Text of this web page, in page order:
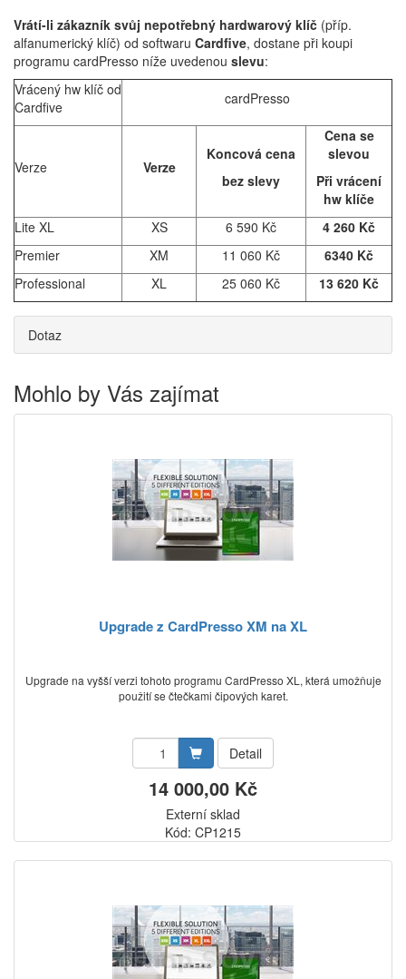
Vrátí-li zákazník svůj nepotřebný hardwarový klíč (příp.
alfanumerický klíč) od softwaru Cardfive, dostane při koupi
programu cardPresso níže uvedenou slevu:
Vrácený hw klíč od
Cardfive
cardPresso
Verze Verze
Koncová cena
bez slevy
Cena se
slevou
Při vrácení
hw klíče
Lite XL
XS 6 590 Kč
4 260 Kč
Premier
XM 11 060 Kč
6340 Kč
Professional
XL 25 060 Kč 13 620 Kč
Dotaz
Mohlo by Vás zajímat
Upgrade z CardPresso XM na XL
Upgrade na vyšší verzi tohoto programu CardPresso XL, která umožňuje
použití se čtečkami čipových karet.
Detail
14 000,00 Kč
Externí sklad
Kód: CP1215